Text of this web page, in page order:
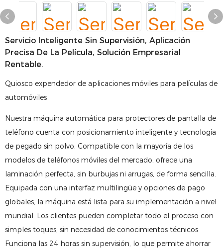
Servicio Inteligente Sin Supervisión, Aplicación
Precisa De La Película, Solución Empresarial
Rentable.
Quiosco expendedor de aplicaciones móviles para películas de
automóviles
Nuestra máquina automática para protectores de pantalla de
teléfono cuenta con posicionamiento inteligente y tecnología
de pegado sin polvo. Compatible con la mayoría de los
modelos de teléfonos móviles del mercado, ofrece una
laminación perfecta, sin burbujas ni arrugas, de forma sencilla.
Equipada con una interfaz multilingüe y opciones de pago
globales, la máquina está lista para su implementación a nivel
mundial. Los clientes pueden completar todo el proceso con
simples toques, sin necesidad de conocimientos técnicos.
Funciona las 24 horas sin supervisión, lo que permite ahorrar